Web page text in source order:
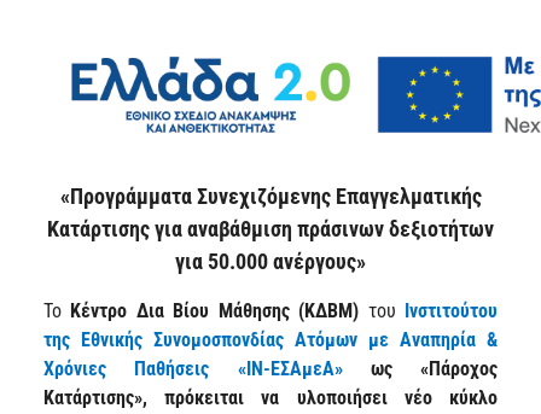
«Προγράμματα Συνεχιζόμενης Επαγγελματικής
Κατάρτισης για αναβάθμιση πράσινων δεξιοτήτων
για 50.000 ανέργους»
To Κέντρο Δια Βίου Μάθησης (ΚΔΒΜ) του Ινστιτούτου
της Εθνικής Συνομοσπονδίας Ατόμων με Αναπηρία &
Χρόνιες Παθήσεις «ΙΝ-ΕΣΑμεΑ»ως «Πάροχος
Κατάρτισης», πρόκειται να υλοποιήσει νέο κύκλο